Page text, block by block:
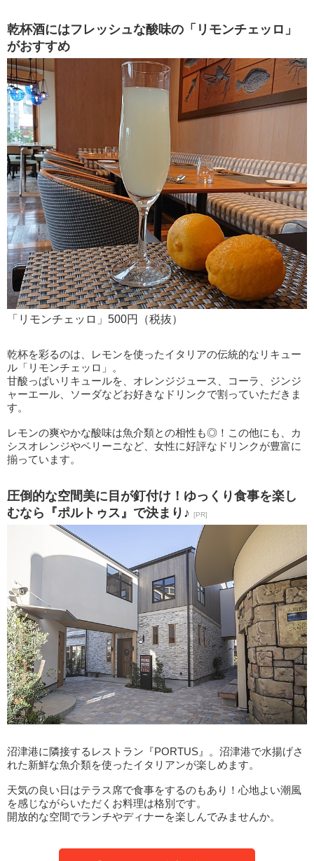
乾杯酒にはフレッシュな酸味の「リモンチェッロ」
がおすすめ
「リモンチェッロ」500円（税抜）
乾杯を彩るのは、レモンを使ったイタリアの伝統的なリキュー
ル「リモンチェッロ」。
甘酸っぱいリキュールを、オレンジジュース、コーラ、ジンジ
ャーエール、ソーダなどお好きなドリンクで割っていただきま
す。
レモンの爽やかな酸味は魚介類との相性も◎！この他にも、カ
シスオレンジやベリーニなど、女性に好評なドリンクが豊富に
揃っています。
圧倒的な空間美に目が釘付け！ゆっくり食事を楽し
むなら『ポルトゥス』で決まり♪ [PR]
沼津港に隣接するレストラン『PORTUS』。沼津港で水揚げさ
れた新鮮な魚介類を使ったイタリアンが楽しめます。
天気の良い日はテラス席で食事をするのもあり！心地よい潮風
を感じながらいただくお料理は格別です。
開放的な空間でランチやディナーを楽しんでみませんか。